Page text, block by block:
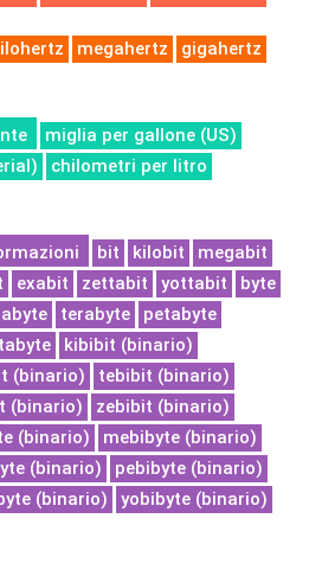
megahertz
gigahertz
miglia per gallone (US)
chilometri per litro
bit kilobit
megabit
exabit zettabit yottabit
byte
terabyte
petabyte
kibibit (binario)
(binario)
tebibit (binario)
(binario)
zebibit (binario)
(binario)
mebibyte (binario)
(binario)
pebibyte (binario)
(binario)
yobibyte (binario)